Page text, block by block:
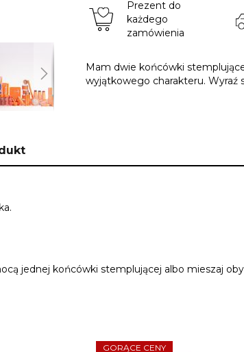
Prezent do
każdego
zamówienia
Mam dwie końcówki
wyjątkowego charakteru. Wyraź
jednej końcówki stemplującej albo mieszaj
GORĄCE CENY